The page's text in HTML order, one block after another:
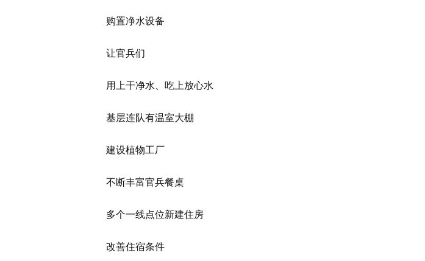
购置净水设备
让官兵们
用上干净水、吃上放心水
基层连队有温室大棚
建设植物工厂
不断丰富官兵餐桌
多个一线点位新建住房
改善住宿条件